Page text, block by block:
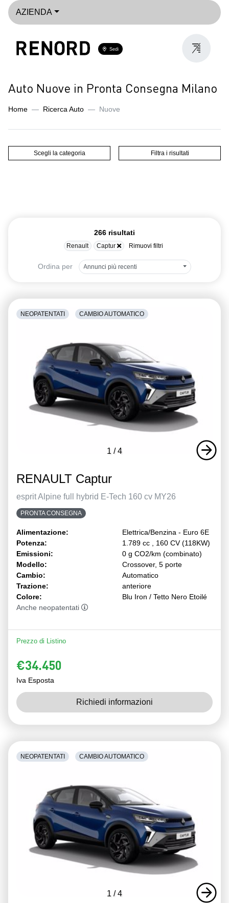
AZIENDA
Sedi
Auto Nuove in Pronta Consegna Milano
Home Ricerca Auto Nuove
Scegli la categoria Filtra i risultati
266 risultati
Renault Captur Rimuovi filtri
Ordina per Annunci più recenti
1 /4
NEOPATENTATI CAMBIO AUTOMATICO
RENAULT Captur
esprit Alpine full hybrid E-Tech 160 cv MY26
PRONTA CONSEGNA
Alimentazione:
Elettrica/Benzina - Euro 6E
Potenza:
1.789 cc , 160 CV (118KW)
Emissioni:
0 g CO2/km (combinato)
Modello:
Crossover, 5 porte
Cambio:
Automatico
Trazione:
anteriore
Colore:
Blu Iron / Tetto Nero Etoilé
Anche neopatentati
Prezzo di Listino
€34.450
Iva Esposta
Richiedi informazioni
1 /4
NEOPATENTATI CAMBIO AUTOMATICO